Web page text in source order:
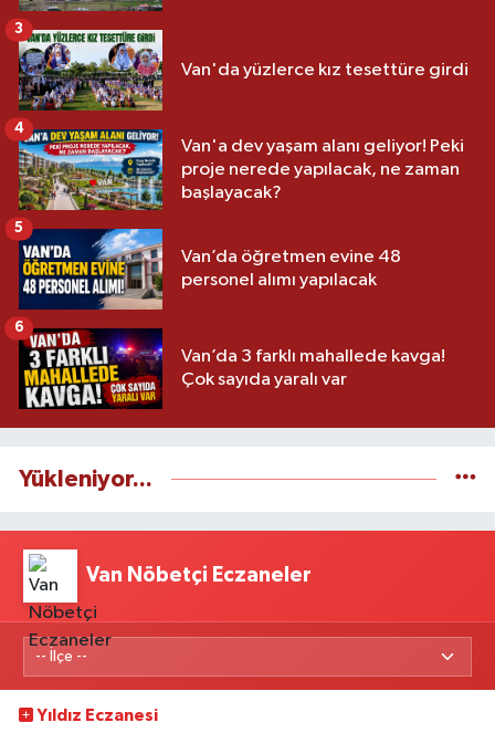
Van'da yüzlerce kız tesettüre girdi
3
Van'a dev yaşam alanı geliyor! Peki
proje nerede yapılacak, ne zaman
başlayacak?
4
Van’da öğretmen evine 48
personel alımı yapılacak
5
Van’da 3 farklı mahallede kavga!
Çok sayıda yaralı var
6
Yükleniyor...
Van Nöbetçi Eczaneler
Yıldız Eczanesi